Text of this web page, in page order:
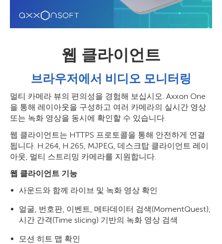
웹 클라이언트
브라우저에서 비디오 모니터링
멀티 카메라 뷰의 편의성을 경험해 보십시오. Axxon One
을 통해 레이아웃을 구성하고 여러 카메라의 실시간 영상
또는 녹화 영상을 동시에 확인할 수 있습니다.
웹 클라이언트는 HTTPS 프로토콜을 통해 안전하게 연결
됩니다. H.264, H.265, MJPEG, 데스크탑 클라이언트 레이
아웃, 멀티 스트리밍 카메라를 지원합니다.
웹 클라이언트 기능
사운드와 함께 라이브 및 녹화 영상 확인
얼굴, 번호판, 이벤트, 메타데이터 검색(MomentQuest),
시간 간격(Time slicing) 기반의 녹화 영상 검색
모션 히트 맵 확인